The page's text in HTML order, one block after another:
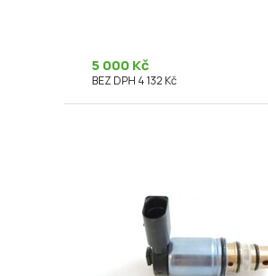
5 000 Kč
BEZ DPH 4 132 Kč